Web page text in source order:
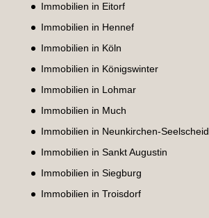
Immobilien in Eitorf
Immobilien in Hennef
Immobilien in Köln
Immobilien in Königswinter
Immobilien in Lohmar
Immobilien in Much
Immobilien in Neunkirchen-Seelscheid
Immobilien in Sankt Augustin
Immobilien in Siegburg
Immobilien in Troisdorf